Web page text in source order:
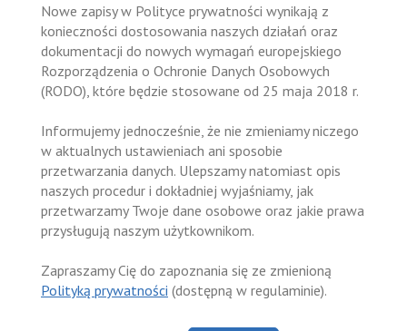
Nowe zapisy w Polityce prywatności wynikają z
konieczności dostosowania naszych działań oraz
dokumentacji do nowych wymagań europejskiego
Rozporządzenia o Ochronie Danych Osobowych
(RODO), które będzie stosowane od 25 maja 2018 r.
Informujemy jednocześnie, że nie zmieniamy niczego
w aktualnych ustawieniach ani sposobie
przetwarzania danych. Ulepszamy natomiast opis
naszych procedur i dokładniej wyjaśniamy, jak
przetwarzamy Twoje dane osobowe oraz jakie prawa
przysługują naszym użytkownikom.
Zapraszamy Cię do zapoznania się ze zmienioną
Polityką prywatności (dostępną w regulaminie).